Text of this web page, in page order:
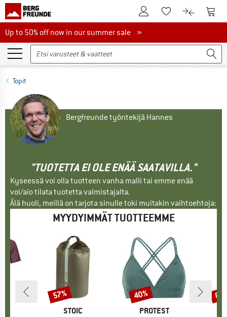
Tästä asiakastililleTästä toivelistalle.
Tästä
Up to 50% off now in our summer sale
Up to 50% off now in our summer sale »
Topit
Bergfreunde työntekijä Hannes
"TUOTETTA EI OLE ENÄÄ SAATAVILLA."
Kyseessä voi olla tuotteen vanha malli tai emme enää
voi/aio tilata tuotetta valmistajalta.
Älä huoli, meillä on tarjota sinulle toki muitakin vaihtoehtoja:
MYYDYIMMÄT TUOTTEEMME
MERKKI
STOIC
Alennus
57%
MERKKI
PROTEST
Alennus
40%